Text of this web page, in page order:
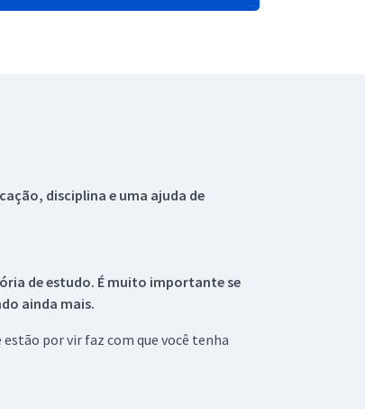
disciplina e uma ajuda de
de estudo. É muito importante se
ainda mais.
por vir faz com que você tenha